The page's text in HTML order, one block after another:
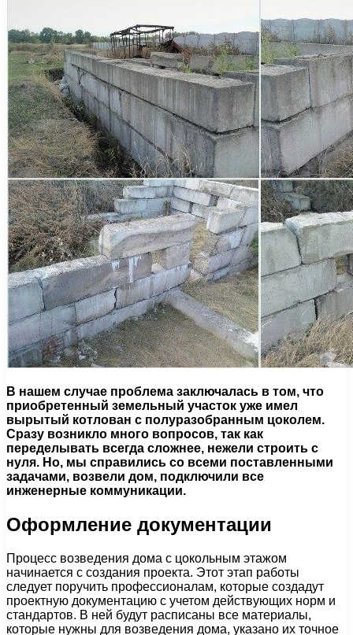
В нашем случае проблема заключалась в том, что
приобретенный земельный участок уже имел
вырытый котлован с полуразобранным цоколем.
Сразу возникло много вопросов, так как
переделывать всегда сложнее, нежели строить с
нуля. Но, мы справились со всеми поставленными
задачами, возвели дом, подключили все
инженерные коммуникации.
Оформление документации
Процесс возведения дома с цокольным этажом
начинается с создания проекта. Этот этап работы
следует поручить профессионалам, которые создадут
проектную документацию с учетом действующих норм и
стандартов. В ней будут расписаны все материалы,
которые нужны для возведения дома, указано их точное